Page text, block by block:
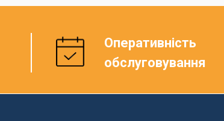
Оперативність
обслуговування